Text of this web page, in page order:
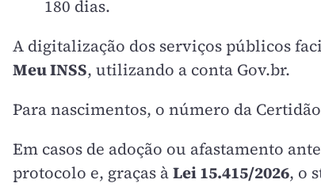
180 dias.
A digitalização dos serviços públicos
Meu INSS, utilizando a conta Gov.br.
Para nascimentos, o número da
Em casos de adoção ou afastamento
protocolo e, graças àLei 15.415/2026, o